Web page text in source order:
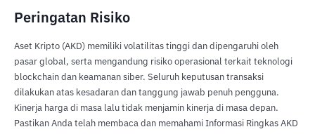
Peringatan Risiko
Aset Kripto (AKD) memiliki volatilitas tinggi dan dipengaruhi oleh
pasar global, serta mengandung risiko operasional terkait teknologi
blockchain dan keamanan siber. Seluruh keputusan transaksi
dilakukan atas kesadaran dan tanggung jawab penuh pengguna.
Kinerja harga di masa lalu tidak menjamin kinerja di masa depan.
Pastikan Anda telah membaca dan memahami Informasi Ringkas AKD